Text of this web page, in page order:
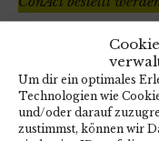
Um dir ein optimales
Technologien wie
und/oder darauf
zustimmst, können wir